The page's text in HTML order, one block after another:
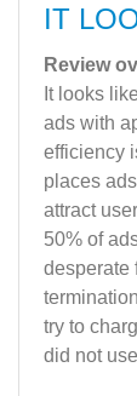
IT
Review
It looks
ads with
efficiency
places
attract
50% of
desperate
try to
did not